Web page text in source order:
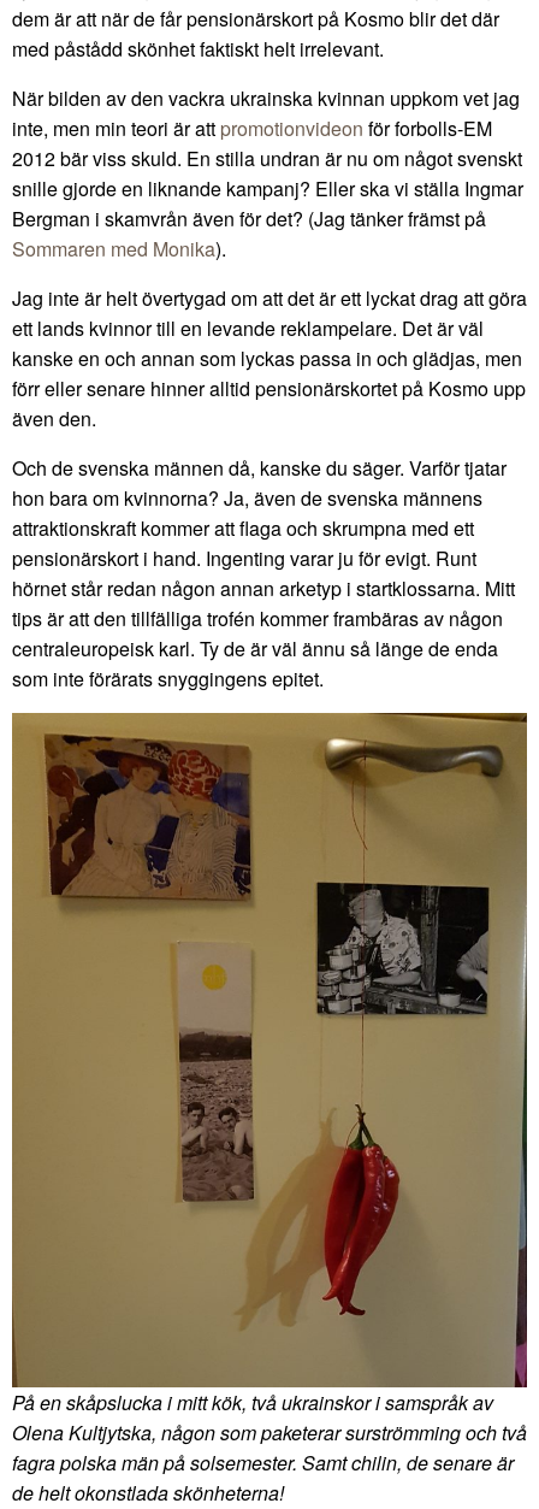
dem är att när de får pensionärskort på Kosmo blir det där
med påstådd skönhet faktiskt helt irrelevant.
När bilden av den vackra ukrainska kvinnan uppkom vet jag
inte, men min teori är att promotionvideon för forbolls-EM
2012 bär viss skuld. En stilla undran är nu om något svenskt
snille gjorde en liknande kampanj? Eller ska vi ställa Ingmar
Bergman i skamvrån även för det? (Jag tänker främst på
Sommaren med Monika).
Jag inte är helt övertygad om att det är ett lyckat drag att göra
ett lands kvinnor till en levande reklampelare. Det är väl
kanske en och annan som lyckas passa in och glädjas, men
förr eller senare hinner alltid pensionärskortet på Kosmo upp
även den.
Och de svenska männen då, kanske du säger. Varför tjatar
hon bara om kvinnorna? Ja, även de svenska männens
attraktionskraft kommer att flaga och skrumpna med ett
pensionärskort i hand. Ingenting varar ju för evigt. Runt
hörnet står redan någon annan arketyp i startklossarna. Mitt
tips är att den tillfälliga trofén kommer frambäras av någon
centraleuropeisk karl. Ty de är väl ännu så länge de enda
som inte förärats snyggingens epitet.
På en skåpslucka i mitt kök, två ukrainskor i samspråk av
Olena Kultjytska, någon som paketerar surströmming och två
fagra polska män på solsemester. Samt chilin, de senare är
de helt okonstlada skönheterna!